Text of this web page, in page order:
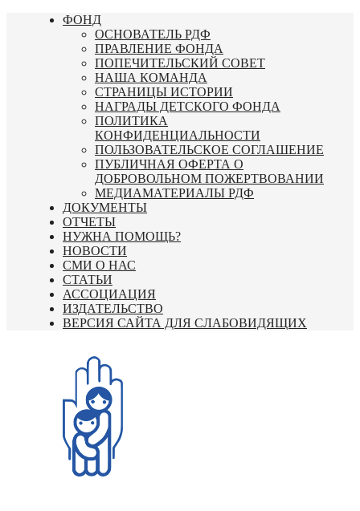
Перейти
ФОНД
ОСНОВАТЕЛЬ РДФ
ПРАВЛЕНИЕ ФОНДА
ПОПЕЧИТЕЛЬСКИЙ СОВЕТ
НАША КОМАНДА
СТРАНИЦЫ ИСТОРИИ
НАГРАДЫ ДЕТСКОГО ФОНДА
ПОЛИТИКА
КОНФИДЕНЦИАЛЬНОСТИ
ПОЛЬЗОВАТЕЛЬСКОЕ СОГЛАШЕНИЕ
ПУБЛИЧНАЯ ОФЕРТА О
ДОБРОВОЛЬНОМ ПОЖЕРТВОВАНИИ
МЕДИАМАТЕРИАЛЫ РДФ
ДОКУМЕНТЫ
ОТЧЕТЫ
НУЖНА ПОМОЩЬ?
НОВОСТИ
СМИ О НАС
СТАТЬИ
АССОЦИАЦИЯ
ИЗДАТЕЛЬСТВО
ВЕРСИЯ САЙТА ДЛЯ СЛАБОВИДЯЩИХ